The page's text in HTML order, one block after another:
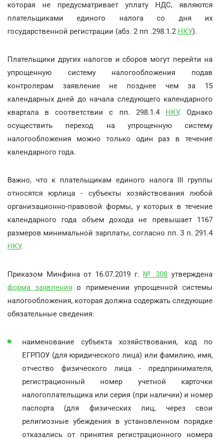
которая не предусматривает уплату НДС, являются
плательщиками единого налога со дня их
государственной регистрации (абз. 2 пп .298.1.2 НКУ).
Плательщики других налогов и сборов могут перейти на
упрощенную систему налогообложения подав
контролерам заявление не позднее чем за 15
календарных дней до начала следующего календарного
квартала в соответствии с пп. 298.1.4 НКУ. Однако
осуществить переход на упрощенную систему
налогообложения можно только один раз в течение
календарного года.
Важно, что к плательщикам единого налога ІІІ группы
относятся юрлица - субъекты хозяйствования любой
организационно-правовой формы, у которых в течение
календарного года объем дохода не превышает 1167
размеров минимальной зарплаты, согласно пп. 3 п. 291.4
НКУ.
Приказом Минфина от 16.07.2019 г. № 308 утверждена
форма заявления о применении упрощенной системы
налогообложения, которая должна содержать следующие
обязательные сведения:
наименование субъекта хозяйствования, код по
ЕГРПОУ (для юридического лица) или фамилию, имя,
отчество физического лица - предпринимателя,
регистрационный номер учетной карточки
налогоплательщика или серия (при наличии) и номер
паспорта (для физических лиц, через свои
религиозные убеждения в установленном порядке
отказались от принятия регистрационного номера